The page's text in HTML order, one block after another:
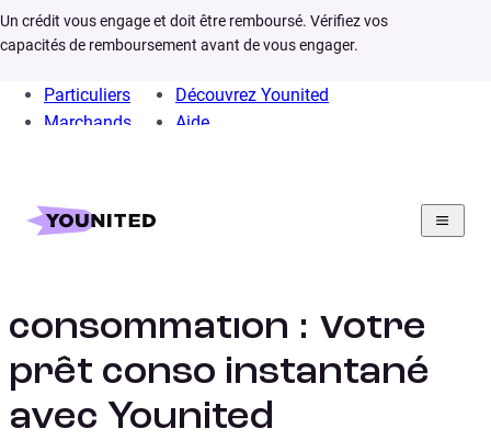
Un crédit vous engage et doit être remboursé. Vérifiez vos
capacités de remboursement avant de vous engager.
Particuliers
Marchands
Découvrez Younited
Aide
Home
consommation : Votre
prêt conso instantané
avec Younited